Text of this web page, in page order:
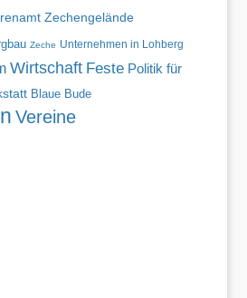
Zechengelände
Zeche Unternehmen in Lohberg
Wirtschaft Feste Politik für
Blaue Bude
Vereine